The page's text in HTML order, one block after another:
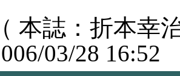
（ 本誌：折本幸
03/28 16:52